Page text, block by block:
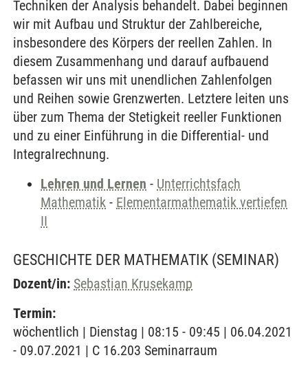
Techniken der Analysis behandelt. Dabei beginnen
wir mit Aufbau und Struktur der Zahlbereiche,
insbesondere des Körpers der reellen Zahlen. In
diesem Zusammenhang und darauf aufbauend
befassen wir uns mit unendlichen Zahlenfolgen
und Reihen sowie Grenzwerten. Letztere leiten uns
über zum Thema der Stetigkeit reeller Funktionen
und zu einer Einführung in die Differential- und
Integralrechnung.
Lehren und Lernen - Unterrichtsfach
Mathematik - Elementarmathematik vertiefen
II
GESCHICHTE DER MATHEMATIK (SEMINAR)
Dozent/in: Sebastian Krusekamp
Termin:
wöchentlich | Dienstag | 08:15 - 09:45 | 06.04.2021
- 09.07.2021 | C 16.203 Seminarraum